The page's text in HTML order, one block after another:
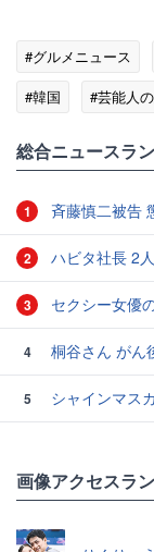
#グルメニュース
#韓国
#芸能人
総合ニュースラ
1 斉藤慎二被告
2 ハビタ社長 2
3 セクシー女優
4 桐谷さん がん
5
シャインマス
画像アクセスラ